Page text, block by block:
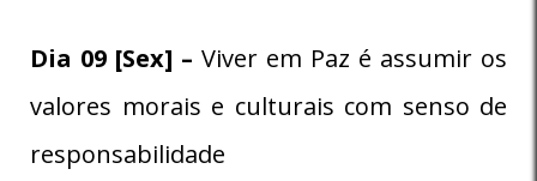
Dia 09 [Sex] – Viver em Paz é assumir os
valores morais e culturais com senso de
responsabilidade